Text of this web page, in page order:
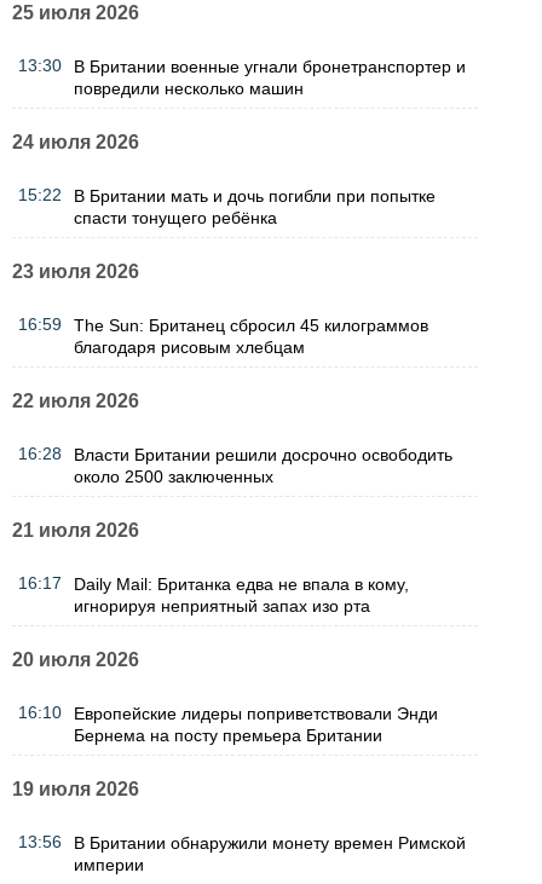
25 июля 2026
13:30
В Британии военные угнали бронетранспортер и
повредили несколько машин
24 июля 2026
15:22
В Британии мать и дочь погибли при попытке
спасти тонущего ребёнка
23 июля 2026
16:59
The Sun: Британец сбросил 45 килограммов
благодаря рисовым хлебцам
22 июля 2026
16:28
Власти Британии решили досрочно освободить
около 2500 заключенных
21 июля 2026
16:17
Daily Mail: Британка едва не впала в кому,
игнорируя неприятный запах изо рта
20 июля 2026
16:10
Европейские лидеры поприветствовали Энди
Бернема на посту премьера Британии
19 июля 2026
13:56
В Британии обнаружили монету времен Римской
империи